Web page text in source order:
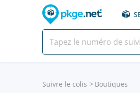
Suivre le colis Boutiques